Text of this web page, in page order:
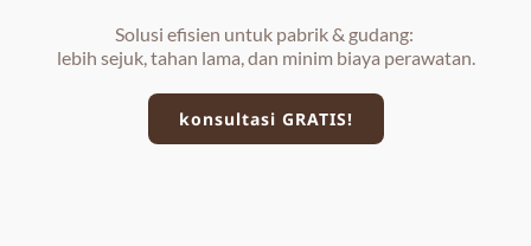
Solusi efisien untuk pabrik & gudang:
lebih sejuk, tahan lama, dan minim biaya perawatan.
konsultasi GRATIS!